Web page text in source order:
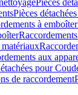
Pièces
Pièces
à emboîter
matériaux
aux
pour
de raccordement